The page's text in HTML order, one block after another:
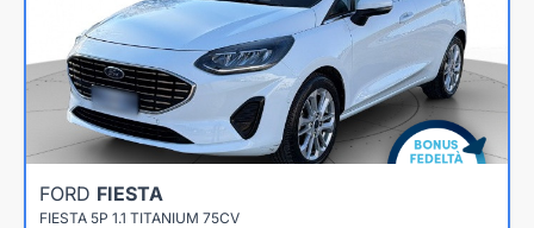
FORD FIESTA
FIESTA 5P 1.1 TITANIUM 75CV